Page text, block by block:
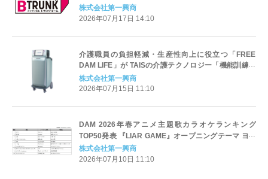
株式会社第一興商
2026年07月17日 14:10
介護職員の負担軽減・生産性向上に役立つ「FREE
DAM LIFE」が TAISの介護テクノロジー「機能訓練支
援」に選定
株式会社第一興商
2026年07月15日 11:10
DAM 2026年春アニメ主題歌カラオケランキング
TOP50発表 『LIAR GAME』オープニングテーマ ヨル
シカ「あぶく」が1位
株式会社第一興商
2026年07月10日 11:10